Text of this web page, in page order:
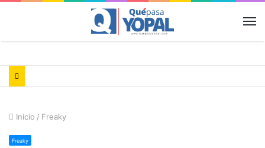
Inicio / Freaky
Freaky